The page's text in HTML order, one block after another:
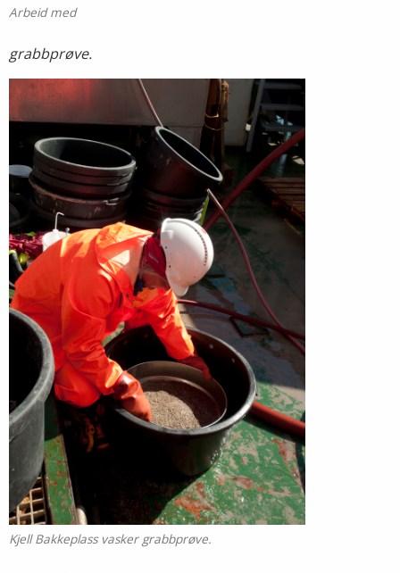
Arbeid med
grabbprøve.
Kjell Bakkeplass vasker grabbprøve.